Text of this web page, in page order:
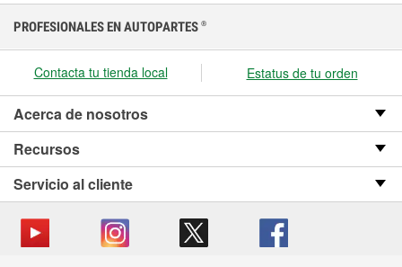
PROFESIONALES EN AUTOPARTES ®
Contacta tu tienda local Estatus de tu orden
Acerca de nosotros
Recursos
Servicio al cliente